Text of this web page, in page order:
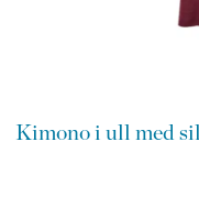
Kimono i ull med